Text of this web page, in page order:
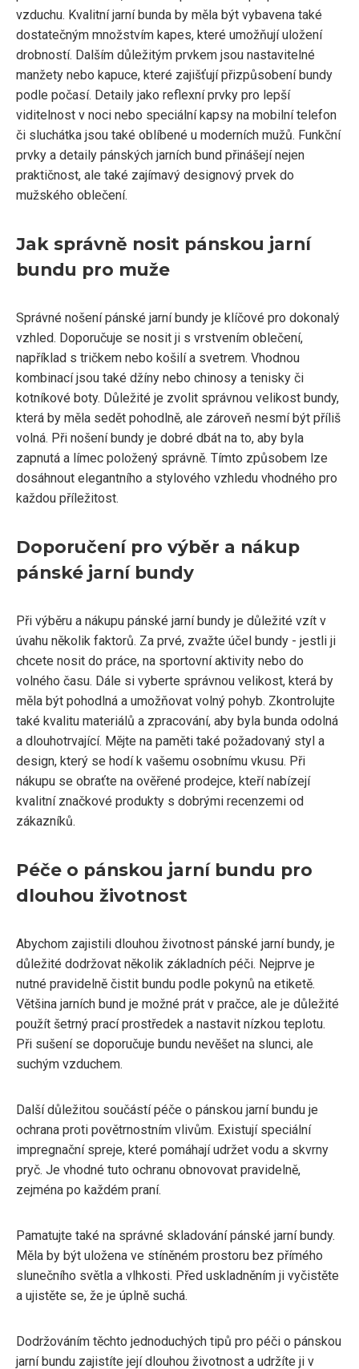
vzduchu. Kvalitní jarní bunda by měla být vybavena také
dostatečným množstvím kapes, které umožňují uložení
drobností. Dalším důležitým prvkem jsou nastavitelné
manžety nebo kapuce, které zajišťují přizpůsobení bundy
podle počasí. Detaily jako reflexní prvky pro lepší
viditelnost v noci nebo speciální kapsy na mobilní telefon
či sluchátka jsou také oblíbené u moderních mužů. Funkční
prvky a detaily pánských jarních bund přinášejí nejen
praktičnost, ale také zajímavý designový prvek do
mužského oblečení.
Jak správně nosit pánskou jarní
bundu pro muže
Správné nošení pánské jarní bundy je klíčové pro dokonalý
vzhled. Doporučuje se nosit ji s vrstvením oblečení,
například s tričkem nebo košilí a svetrem. Vhodnou
kombinací jsou také džíny nebo chinosy a tenisky či
kotníkové boty. Důležité je zvolit správnou velikost bundy,
která by měla sedět pohodlně, ale zároveň nesmí být příliš
volná. Při nošení bundy je dobré dbát na to, aby byla
zapnutá a límec položený správně. Tímto způsobem lze
dosáhnout elegantního a stylového vzhledu vhodného pro
každou příležitost.
Doporučení pro výběr a nákup
pánské jarní bundy
Při výběru a nákupu pánské jarní bundy je důležité vzít v
úvahu několik faktorů. Za prvé, zvažte účel bundy - jestli ji
chcete nosit do práce, na sportovní aktivity nebo do
volného času. Dále si vyberte správnou velikost, která by
měla být pohodlná a umožňovat volný pohyb. Zkontrolujte
také kvalitu materiálů a zpracování, aby byla bunda odolná
a dlouhotrvající. Mějte na paměti také požadovaný styl a
design, který se hodí k vašemu osobnímu vkusu. Při
nákupu se obraťte na ověřené prodejce, kteří nabízejí
kvalitní značkové produkty s dobrými recenzemi od
zákazníků.
Péče o pánskou jarní bundu pro
dlouhou životnost
Abychom zajistili dlouhou životnost pánské jarní bundy, je
důležité dodržovat několik základních péči. Nejprve je
nutné pravidelně čistit bundu podle pokynů na etiketě.
Většina jarních bund je možné prát v pračce, ale je důležité
použít šetrný prací prostředek a nastavit nízkou teplotu.
Při sušení se doporučuje bundu nevěšet na slunci, ale
suchým vzduchem.
Další důležitou součástí péče o pánskou jarní bundu je
ochrana proti povětrnostním vlivům. Existují speciální
impregnační spreje, které pomáhají udržet vodu a skvrny
pryč. Je vhodné tuto ochranu obnovovat pravidelně,
zejména po každém praní.
Pamatujte také na správné skladování pánské jarní bundy.
Měla by být uložena ve stíněném prostoru bez přímého
slunečního světla a vlhkosti. Před uskladněním ji vyčistěte
a ujistěte se, že je úplně suchá.
Dodržováním těchto jednoduchých tipů pro péči o pánskou
jarní bundu zajistíte její dlouhou životnost a udržíte ji v